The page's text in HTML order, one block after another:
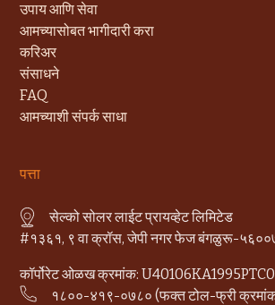
उपाय आणि सेवा
आमच्यासोबत भागीदारी करा
करिअर
संसाधने
FAQ
आमच्याशी संपर्क साधा
पत्ता
सेल्को सोलर लाईट प्रायव्हेट लिमिटेड
#१३६१, ९ वा क्रॉस, जेपी नगर फेज बंगळुरू-
कॉर्पोरेट ओळख क्रमांक:
१८००-४१९-०७८० (फक्त टोल-फ्री